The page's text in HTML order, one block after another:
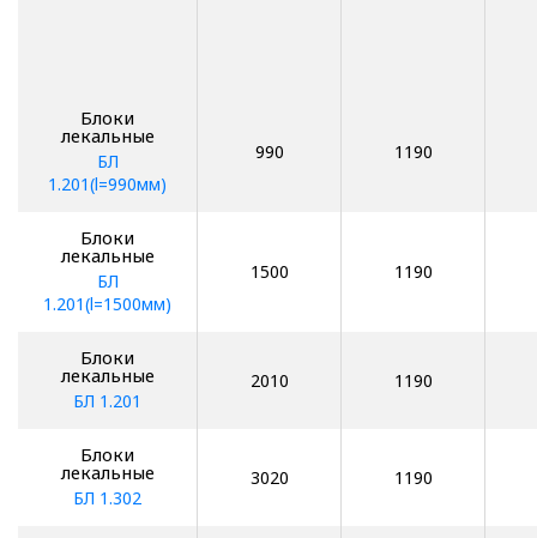
Блоки
лекальные
БЛ
1.201(l=990мм)
990 1190
Блоки
лекальные
БЛ
1.201(l=1500мм)
1500 1190
Блоки
лекальные
БЛ 1.201
2010 1190
Блоки
лекальные
БЛ 1.302
3020 1190